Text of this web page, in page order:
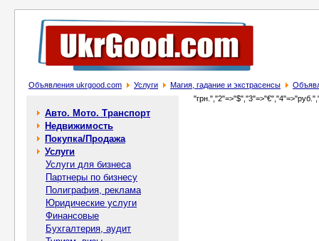
Объявления ukrgood.com Услуги Магия, гадание и экстрасенсы
Авто. Мото. Транспорт
Недвижимость
Покупка/Продажа
Услуги
Услуги для бизнеса
Партнеры по бизнесу
Полиграфия, реклама
Юридические услуги
Финансовые
Бухгалтерия, аудит